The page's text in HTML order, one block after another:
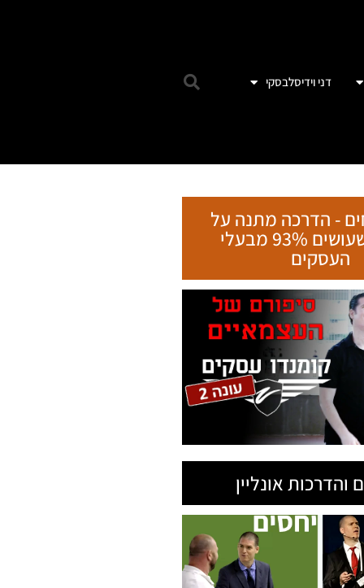
דני וידיסלבסקי
- הדרכה מתנה על
הטעות שעושים 93% מבעלי
העסקים
והדרכות אונליין